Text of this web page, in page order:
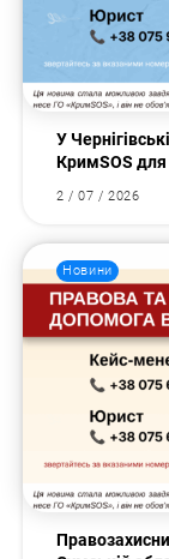
У
КримSOS для
2 / 07 / 2026
Новини